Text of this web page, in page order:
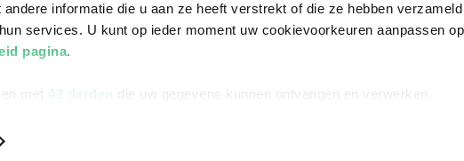
andere informatie die u aan ze heeft verstrekt of die ze hebben
services. U kunt op ieder moment uw cookievoorkeuren aanpassen op
pagina.
met 42 derden die uw gegevens kunnen ontvangen en verwerken.